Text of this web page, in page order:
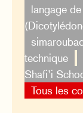
langage
technique
Shafi’i
Tous les